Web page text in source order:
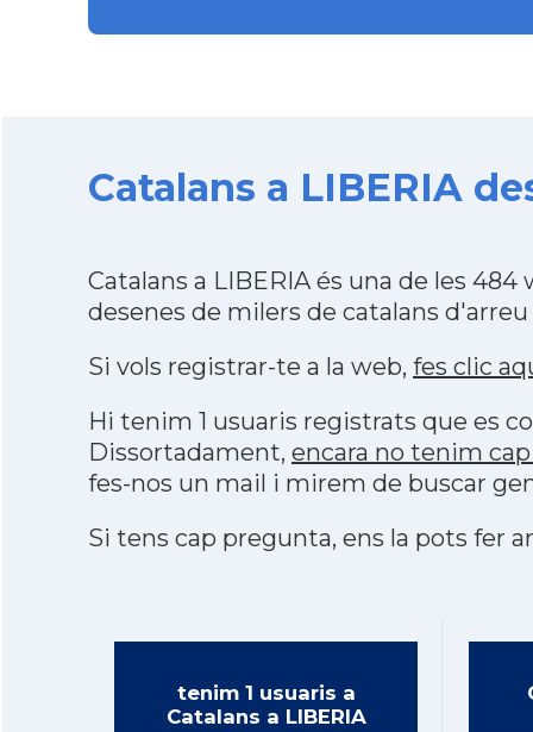
Catalans a LIBERIA
Catalans a LIBERIA és una de les
desenes de milers de catalans
Si vols registrar-te a la web, fes clic
Hi tenim 1 usuaris registrats que es
Dissortadament, encara no tenim
fes-nos un mail i mirem de buscar
Si tens cap pregunta, ens la pots fer
tenim 1 usuaris a
Catalans a LIBERIA